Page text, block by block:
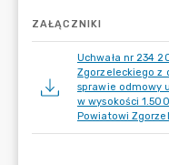
ZAŁĄCZNIKI
Uchwała nr 234
Zgorzeleckiego z
sprawie odmowy
w wysokości
Powiatowi